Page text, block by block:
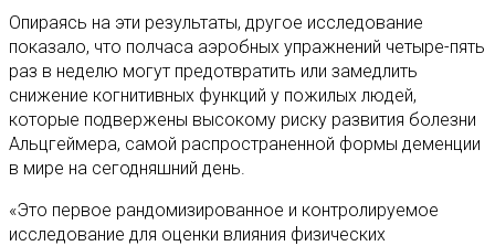
Опираясь на эти результаты, другое исследование
показало, что полчаса аэробных упражнений четыре-пять
раз в неделю могут предотвратить или замедлить
снижение когнитивных функций у пожилых людей,
которые подвержены высокому риску развития болезни
Альцгеймера, самой распространенной формы деменции
в мире на сегодняшний день.
«Это первое рандомизированное и контролируемое
исследование для оценки влияния физических